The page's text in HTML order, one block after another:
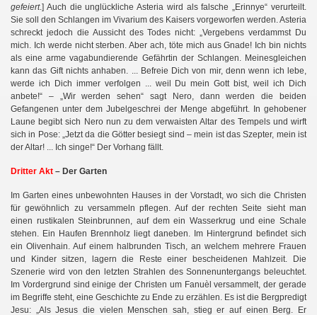
gefeiert.] Auch die unglückliche Asteria wird als falsche „Erinnye“ verurteilt.
Sie soll den Schlangen im Vivarium des Kaisers vorgeworfen werden. Asteria
schreckt jedoch die Aussicht des Todes nicht: „Vergebens verdammst Du
mich. Ich werde nicht sterben. Aber ach, töte mich aus Gnade! Ich bin nichts
als eine arme vagabundierende Gefährtin der Schlangen. Meinesgleichen
kann das Gift nichts anhaben. ... Befreie Dich von mir, denn wenn ich lebe,
werde ich Dich immer verfolgen ... weil Du mein Gott bist, weil ich Dich
anbete!“ – „Wir werden sehen“ sagt Nero, dann werden die beiden
Gefangenen unter dem Jubelgeschrei der Menge abgeführt. In gehobener
Laune begibt sich Nero nun zu dem verwaisten Altar des Tempels und wirft
sich in Pose: „Jetzt da die Götter besiegt sind – mein ist das Szepter, mein ist
der Altar! ... Ich singe!“ Der Vorhang fällt.
Dritter Akt – Der Garten
Im Garten eines unbewohnten Hauses in der Vorstadt, wo sich die Christen
für gewöhnlich zu versammeln pflegen. Auf der rechten Seite sieht man
einen rustikalen Steinbrunnen, auf dem ein Wasserkrug und eine Schale
stehen. Ein Haufen Brennholz liegt daneben. Im Hintergrund befindet sich
ein Olivenhain. Auf einem halbrunden Tisch, an welchem mehrere Frauen
und Kinder sitzen, lagern die Reste einer bescheidenen Mahlzeit. Die
Szenerie wird von den letzten Strahlen des Sonnenuntergangs beleuchtet.
Im Vordergrund sind einige der Christen um Fanuèl versammelt, der gerade
im Begriffe steht, eine Geschichte zu Ende zu erzählen. Es ist die Bergpredigt
Jesu: „Als Jesus die vielen Menschen sah, stieg er auf einen Berg. Er